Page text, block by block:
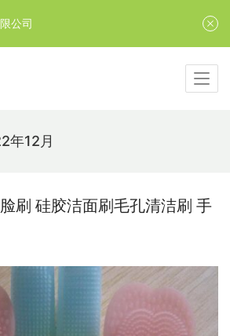
年12月
刷 硅胶洁面刷毛孔清洁刷 手
公司